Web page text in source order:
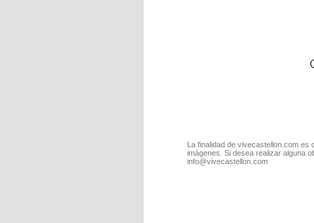
La finalidad de vivecastellon.com
imágenes. Si desea realizar alguna
info@vivecastellon.com